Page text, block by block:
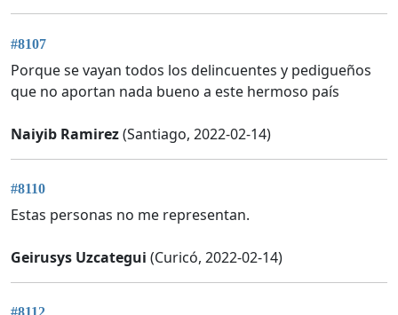
#8107
Porque se vayan todos los delincuentes y pedigueños
que no aportan nada bueno a este hermoso país
Naiyib Ramirez(Santiago, 2022-02-14)
#8110
Estas personas no me representan.
Geirusys Uzcategui (Curicó, 2022-02-14)